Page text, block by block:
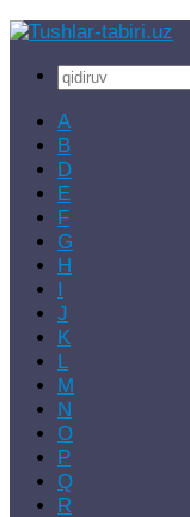
Skip
contentQidirshish:
A
B
D
E
F
G
H
I
J
K
L
M
N
O
P
Q
R